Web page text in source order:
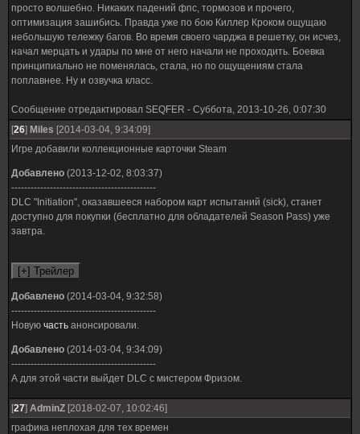
просто волшебно. Никаких падений фпс, тормозов и прочего,
оптимизация зашибись. Правда уже по бою Киллер Кроком ощущаю
небольшую тележку багов. Во время своего чарджа в решетку, он исчез,
начал мерцать и удары по мне от него начали не проходить. Боевка
принципиально не поменялась, стала, но по ощущениям стала
поплавнее. Ну и озвучка класс.
Сообщение отредактировал SEQFER - Суббота, 2013-10-26, 0:07:30
[26] Miles [2014-03-04, 9:34:09]
Игре добавили коллекционные карточки Steam
Добавлено (2013-12-02, 8:03:37)
---------------------------------------------
DLC "Initiation", оказавшееся набором карт испытаний (sick), станет
доступно для покупки (бесплатно для обладателей Season Pass) уже
завтра.
Добавлено (2014-03-04, 9:32:58)
---------------------------------------------
Новую часть анонсировали.
Добавлено (2014-03-04, 9:34:09)
---------------------------------------------
А для этой части выйдет DLC с мистером Фризом.
[27] AdminZ [2018-02-07, 10:02:46]
графика неплохая для тех времен